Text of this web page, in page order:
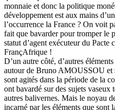
monnaie et donc la politique
développement est aux mains
l’occurrence la France ? On voit
fait que bavarder pour tromper le
statut d’agent exécuteur du Pacte
FrançAfrique !
D’un autre côté, d’autres
autour de Bruno AMOUSSOU et
sont agités dans la période de la
ont bavardé sur des sujets vaseux
autres balivernes. Mais le noyau
incarné par les éléments que sont